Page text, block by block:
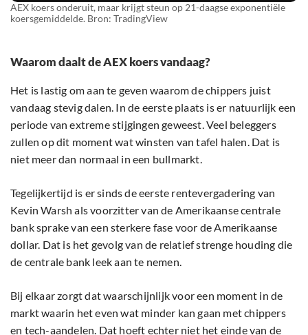
AEX koers onderuit, maar krijgt steun op 21-daagse exponentiële
koersgemiddelde. Bron: TradingView
Waarom daalt de AEX koers vandaag?
Het is lastig om aan te geven waarom de chippers juist
vandaag stevig dalen. In de eerste plaats is er natuurlijk een
periode van extreme stijgingen geweest. Veel beleggers
zullen op dit moment wat winsten van tafel halen. Dat is
niet meer dan normaal in een bullmarkt.
Tegelijkertijd is er sinds de eerste rentevergadering van
Kevin Warsh als voorzitter van de Amerikaanse centrale
bank sprake van een sterkere fase voor de Amerikaanse
dollar. Dat is het gevolg van de relatief strenge houding die
de centrale bank leek aan te nemen.
Bij elkaar zorgt dat waarschijnlijk voor een moment in de
markt waarin het even wat minder kan gaan met chippers
en tech-aandelen. Dat hoeft echter niet het einde van de